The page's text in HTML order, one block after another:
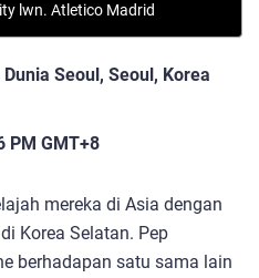
lwn. Atletico Madrid
Seoul, Seoul, Korea
PM GMT+8
mereka di Asia dengan
Korea Selatan. Pep
berhadapan satu sama lain